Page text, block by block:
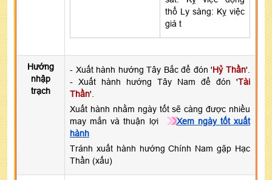
thổ Ly sàng: Kỵ việc
giá t
Hướng
nhập
trạch
- Xuất hành hướng Tây Bắc để đón 'Hỷ Thần'.
- Xuất hành hướng Tây Nam để đón 'Tài
Thần'.
Xuất hành nhằm ngày tốt sẽ càng được nhiều
may mắn và thuận lợi
Xem ngày tốt xuất
hành
Tránh xuất hành hướng Chính Nam gặp Hạc
Thần (xấu)